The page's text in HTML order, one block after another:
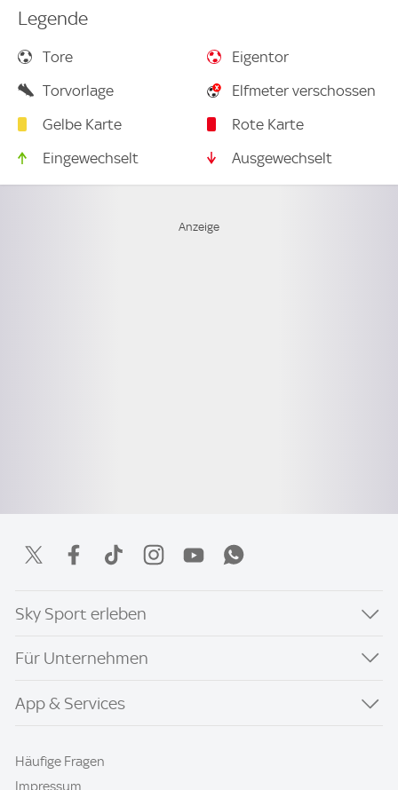
Legende
Tore
Eigentor
Torvorlage
Elfmeter verschossen
Gelbe Karte
Rote Karte
Eingewechselt
Ausgewechselt
Sky Sport erleben
Für Unternehmen
App & Services
Häufige Fragen
Impressum